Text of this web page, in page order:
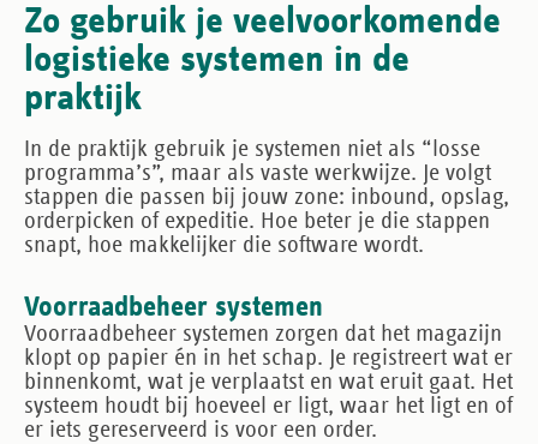
Zo gebruik je veelvoorkomende
logistieke systemen in de
praktijk
In de praktijk gebruik je systemen niet als “losse
programma’s”, maar als vaste werkwijze. Je volgt
stappen die passen bij jouw zone: inbound, opslag,
orderpicken of expeditie. Hoe beter je die stappen
snapt, hoe makkelijker die software wordt.
Voorraadbeheer systemen
Voorraadbeheer systemen zorgen dat het magazijn
klopt op papier én in het schap. Je registreert wat er
binnenkomt, wat je verplaatst en wat eruit gaat. Het
systeem houdt bij hoeveel er ligt, waar het ligt en of
er iets gereserveerd is voor een order.